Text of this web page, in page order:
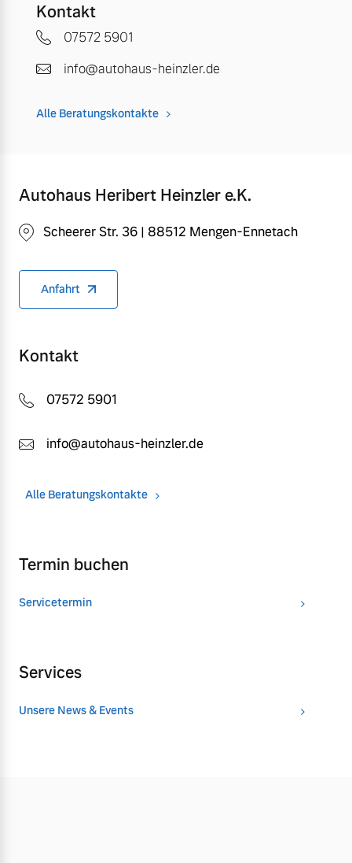
Kontakt
07572 5901
info@autohaus-heinzler.de
Alle Beratungskontakte
Autohaus Heribert Heinzler e.K.
Scheerer Str. 36 | 88512 Mengen-Ennetach
Anfahrt
Kontakt
07572 5901
info@autohaus-heinzler.de
Alle Beratungskontakte
Termin buchen
Servicetermin
Services
Unsere News & Events